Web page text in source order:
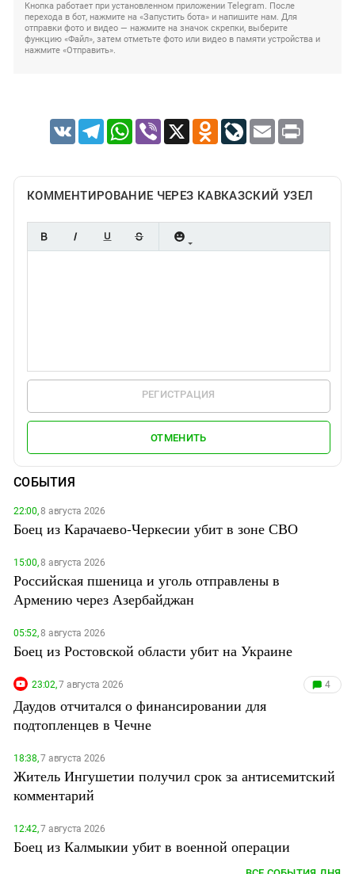
Кнопка работает при установленном приложении Telegram. После
перехода в бот, нажмите на «Запустить бота» и напишите нам. Для
отправки фото и видео — нажмите на значок скрепки, выберите
функцию «Файл», затем отметьте фото или видео в памяти устройства и
нажмите «Отправить».
VK TelegramWhatsApp
Viber X Odnoklassniki
LiveJournal
Email Print
КОММЕНТИРОВАНИЕ ЧЕРЕЗ КАВКАЗСКИЙ УЗЕЛ
РЕГИСТРАЦИЯ
ОТМЕНИТЬ
СОБЫТИЯ
22:00,8 августа 2026
Боец из Карачаево-Черкесии убит в зоне СВО
15:00,8 августа 2026
Российская пшеница и уголь отправлены в
Армению через Азербайджан
05:52,8 августа 2026
Боец из Ростовской области убит на Украине
23:02,7 августа 2026 4
Даудов отчитался о финансировании для
подтопленцев в Чечне
18:38,7 августа 2026
Житель Ингушетии получил срок за антисемитский
комментарий
12:42,7 августа 2026
Боец из Калмыкии убит в военной операции